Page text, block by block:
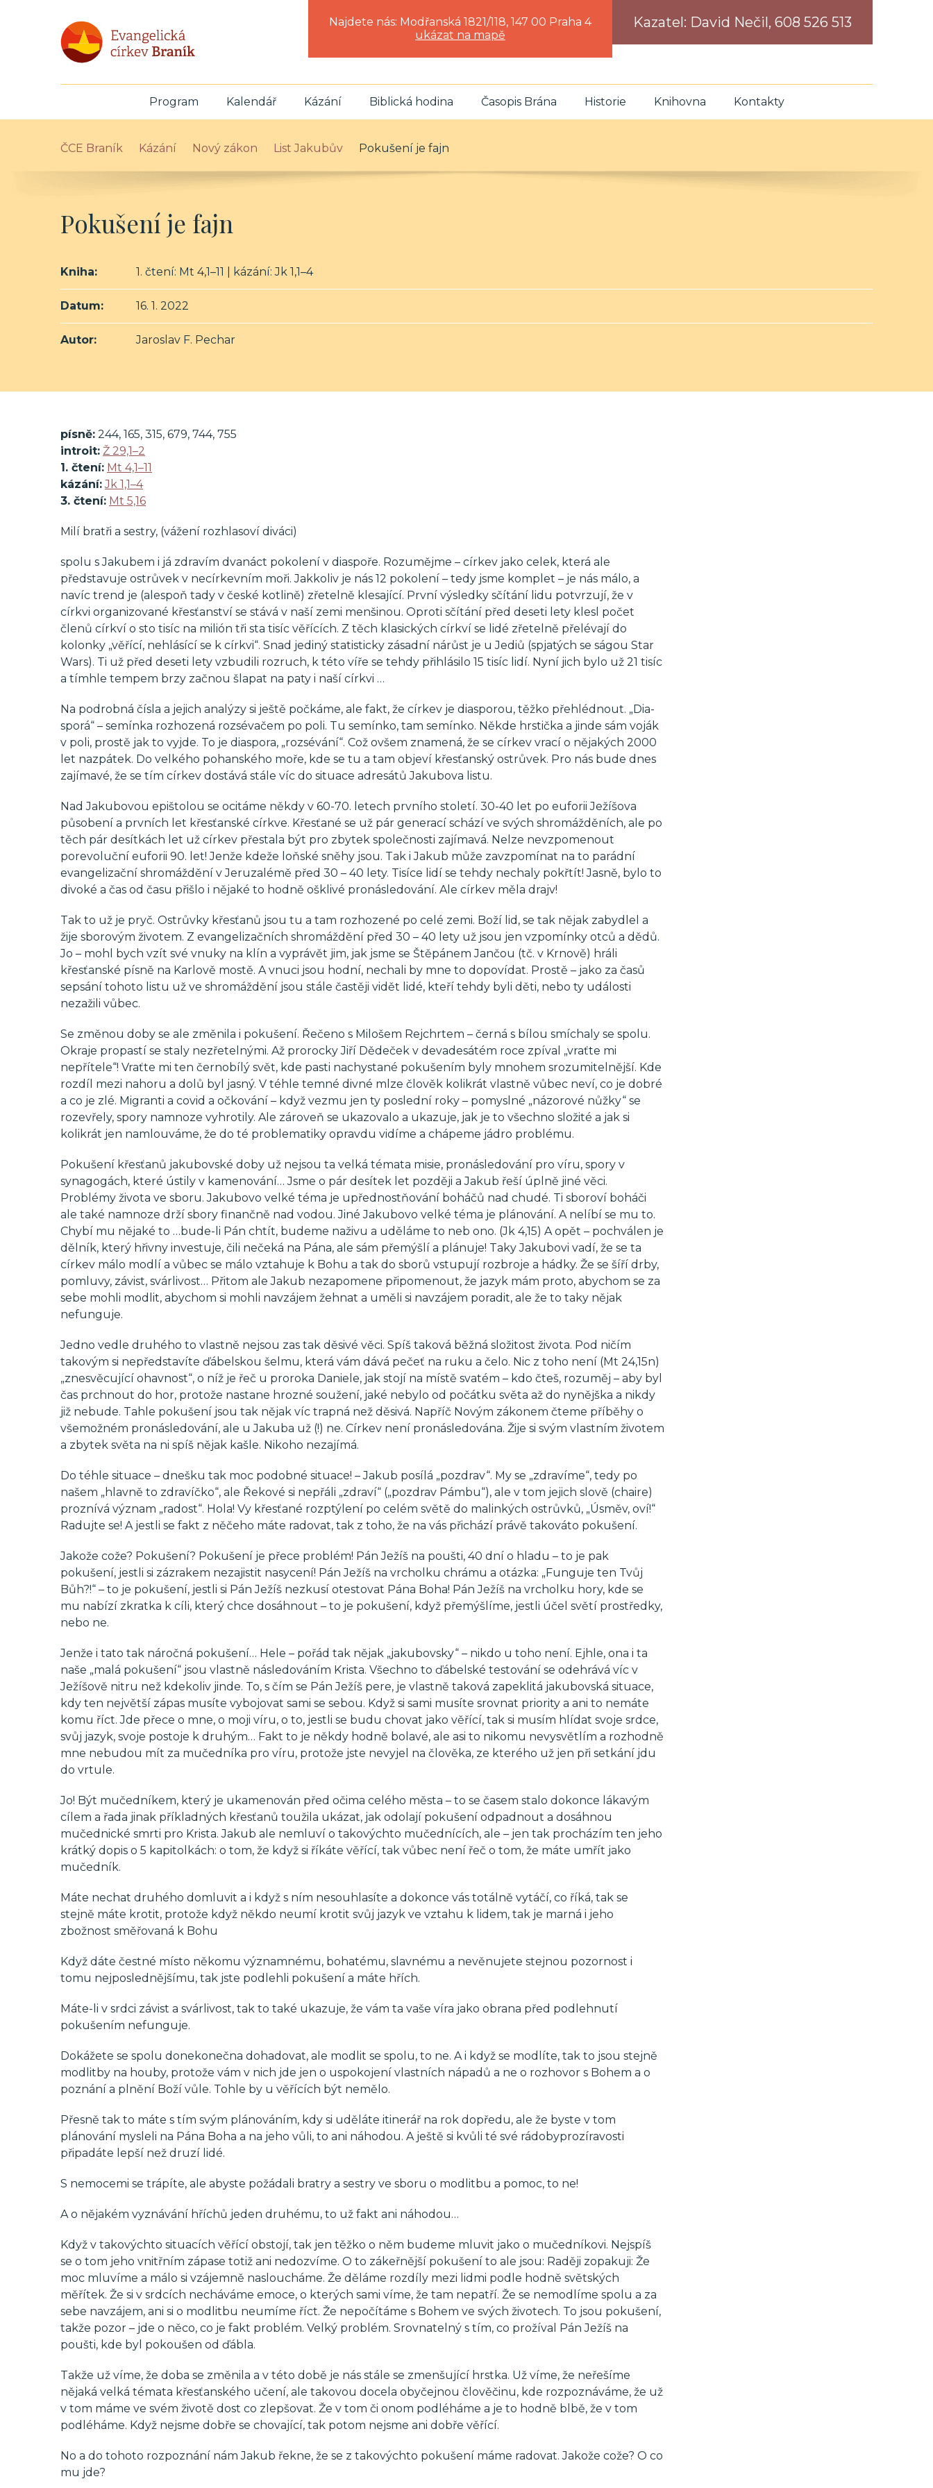
Najdete nás: Modřanská 1821/118, 147 00 Praha 4
ukázat na mapě
Kazatel: David Nečil, 608 526 513
Program Kalendář Kázání Biblická hodina Časopis Brána Historie Knihovna Kontakty
ČCE Braník Kázání Nový zákon List Jakubův Pokušení je fajn
Pokušení je fajn
Kniha: 1. čtení: Mt 4,1–11 | kázání: Jk 1,1–4
Datum: 16. 1. 2022
Autor: Jaroslav F. Pechar
písně: 244, 165, 315, 679, 744, 755
introit: Ž 29,1–2
1. čtení: Mt 4,1–11
kázání: Jk 1,1–4
3. čtení: Mt 5,16
Milí bratři a sestry, (vážení rozhlasoví diváci)
spolu s Jakubem i já zdravím dvanáct pokolení v diaspoře. Rozumějme – církev jako celek, která ale
představuje ostrůvek v necírkevním moři. Jakkoliv je nás 12 pokolení – tedy jsme komplet – je nás málo, a
navíc trend je (alespoň tady v české kotlině) zřetelně klesající. První výsledky sčítání lidu potvrzují, že v
církvi organizované křesťanství se stává v naší zemi menšinou. Oproti sčítání před deseti lety klesl počet
členů církví o sto tisíc na milión tři sta tisíc věřících. Z těch klasických církví se lidé zřetelně přelévají do
kolonky „věřící, nehlásící se k církvi“. Snad jediný statisticky zásadní nárůst je u Jediů (spjatých se ságou Star
Wars). Ti už před deseti lety vzbudili rozruch, k této víře se tehdy přihlásilo 15 tisíc lidí. Nyní jich bylo už 21 tisíc
a tímhle tempem brzy začnou šlapat na paty i naší církvi …
Na podrobná čísla a jejich analýzy si ještě počkáme, ale fakt, že církev je diasporou, těžko přehlédnout. „Dia-
sporá“ – semínka rozhozená rozsévačem po poli. Tu semínko, tam semínko. Někde hrstička a jinde sám voják
v poli, prostě jak to vyjde. To je diaspora, „rozsévání“. Což ovšem znamená, že se církev vrací o nějakých 2000
let nazpátek. Do velkého pohanského moře, kde se tu a tam objeví křesťanský ostrůvek. Pro nás bude dnes
zajímavé, že se tím církev dostává stále víc do situace adresátů Jakubova listu.
Nad Jakubovou epištolou se ocitáme někdy v 60-70. letech prvního století. 30-40 let po euforii Ježíšova
působení a prvních let křesťanské církve. Křesťané se už pár generací schází ve svých shromážděních, ale po
těch pár desítkách let už církev přestala být pro zbytek společnosti zajímavá. Nelze nevzpomenout
porevoluční euforii 90. let! Jenže kdeže loňské sněhy jsou. Tak i Jakub může zavzpomínat na to parádní
evangelizační shromáždění v Jeruzalémě před 30 – 40 lety. Tisíce lidí se tehdy nechaly pokřtít! Jasně, bylo to
divoké a čas od času přišlo i nějaké to hodně ošklivé pronásledování. Ale církev měla drajv!
Tak to už je pryč. Ostrůvky křesťanů jsou tu a tam rozhozené po celé zemi. Boží lid, se tak nějak zabydlel a
žije sborovým životem. Z evangelizačních shromáždění před 30 – 40 lety už jsou jen vzpomínky otců a dědů.
Jo – mohl bych vzít své vnuky na klín a vyprávět jim, jak jsme se Štěpánem Jančou (tč. v Krnově) hráli
křesťanské písně na Karlově mostě. A vnuci jsou hodní, nechali by mne to dopovídat. Prostě – jako za časů
sepsání tohoto listu už ve shromáždění jsou stále častěji vidět lidé, kteří tehdy byli děti, nebo ty události
nezažili vůbec.
Se změnou doby se ale změnila i pokušení. Řečeno s Milošem Rejchrtem – černá s bílou smíchaly se spolu.
Okraje propastí se staly nezřetelnými. Až prorocky Jiří Dědeček v devadesátém roce zpíval „vraťte mi
nepřítele“! Vraťte mi ten černobílý svět, kde pasti nachystané pokušením byly mnohem srozumitelnější. Kde
rozdíl mezi nahoru a dolů byl jasný. V téhle temné divné mlze člověk kolikrát vlastně vůbec neví, co je dobré
a co je zlé. Migranti a covid a očkování – když vezmu jen ty poslední roky – pomyslné „názorové nůžky“ se
rozevřely, spory namnoze vyhrotily. Ale zároveň se ukazovalo a ukazuje, jak je to všechno složité a jak si
kolikrát jen namlouváme, že do té problematiky opravdu vidíme a chápeme jádro problému.
Pokušení křesťanů jakubovské doby už nejsou ta velká témata misie, pronásledování pro víru, spory v
synagogách, které ústily v kamenování… Jsme o pár desítek let později a Jakub řeší úplně jiné věci.
Problémy života ve sboru. Jakubovo velké téma je upřednostňování boháčů nad chudé. Ti sboroví boháči
ale také namnoze drží sbory finančně nad vodou. Jiné Jakubovo velké téma je plánování. A nelíbí se mu to.
Chybí mu nějaké to …bude-li Pán chtít, budeme naživu a uděláme to neb ono. (Jk 4,15) A opět – pochválen je
dělník, který hřivny investuje, čili nečeká na Pána, ale sám přemýšlí a plánuje! Taky Jakubovi vadí, že se ta
církev málo modlí a vůbec se málo vztahuje k Bohu a tak do sborů vstupují rozbroje a hádky. Že se šíří drby,
pomluvy, závist, svárlivost… Přitom ale Jakub nezapomene připomenout, že jazyk mám proto, abychom se za
sebe mohli modlit, abychom si mohli navzájem žehnat a uměli si navzájem poradit, ale že to taky nějak
nefunguje.
Jedno vedle druhého to vlastně nejsou zas tak děsivé věci. Spíš taková běžná složitost života. Pod ničím
takovým si nepředstavíte ďábelskou šelmu, která vám dává pečeť na ruku a čelo. Nic z toho není (Mt 24,15n)
„znesvěcující ohavnost“, o níž je řeč u proroka Daniele, jak stojí na místě svatém – kdo čteš, rozuměj – aby byl
čas prchnout do hor, protože nastane hrozné soužení, jaké nebylo od počátku světa až do nynějška a nikdy
již nebude. Tahle pokušení jsou tak nějak víc trapná než děsivá. Napříč Novým zákonem čteme příběhy o
všemožném pronásledování, ale u Jakuba už (!) ne. Církev není pronásledována. Žije si svým vlastním životem
a zbytek světa na ni spíš nějak kašle. Nikoho nezajímá.
Do téhle situace – dnešku tak moc podobné situace! – Jakub posílá „pozdrav“. My se „zdravíme“, tedy po
našem „hlavně to zdravíčko“, ale Řekové si nepřáli „zdraví“ („pozdrav Pámbu“), ale v tom jejich slově (chaire)
proznívá význam „radost“. Hola! Vy křesťané rozptýlení po celém světě do malinkých ostrůvků, „Úsměv, oví!“
Radujte se! A jestli se fakt z něčeho máte radovat, tak z toho, že na vás přichází právě takováto pokušení.
Jakože cože? Pokušení? Pokušení je přece problém! Pán Ježíš na poušti, 40 dní o hladu – to je pak
pokušení, jestli si zázrakem nezajistit nasycení! Pán Ježíš na vrcholku chrámu a otázka: „Funguje ten Tvůj
Bůh?!“ – to je pokušení, jestli si Pán Ježíš nezkusí otestovat Pána Boha! Pán Ježíš na vrcholku hory, kde se
mu nabízí zkratka k cíli, který chce dosáhnout – to je pokušení, když přemýšlíme, jestli účel světí prostředky,
nebo ne.
Jenže i tato tak náročná pokušení… Hele – pořád tak nějak „jakubovsky“ – nikdo u toho není. Ejhle, ona i ta
naše „malá pokušení“ jsou vlastně následováním Krista. Všechno to ďábelské testování se odehrává víc v
Ježíšově nitru než kdekoliv jinde. To, s čím se Pán Ježíš pere, je vlastně taková zapeklitá jakubovská situace,
kdy ten největší zápas musíte vybojovat sami se sebou. Když si sami musíte srovnat priority a ani to nemáte
komu říct. Jde přece o mne, o moji víru, o to, jestli se budu chovat jako věřící, tak si musím hlídat svoje srdce,
svůj jazyk, svoje postoje k druhým… Fakt to je někdy hodně bolavé, ale asi to nikomu nevysvětlím a rozhodně
mne nebudou mít za mučedníka pro víru, protože jste nevyjel na člověka, ze kterého už jen při setkání jdu
do vrtule.
Jo! Být mučedníkem, který je ukamenován před očima celého města – to se časem stalo dokonce lákavým
cílem a řada jinak příkladných křesťanů toužila ukázat, jak odolají pokušení odpadnout a dosáhnou
mučednické smrti pro Krista. Jakub ale nemluví o takovýchto mučednících, ale – jen tak procházím ten jeho
krátký dopis o 5 kapitolkách: o tom, že když si říkáte věřící, tak vůbec není řeč o tom, že máte umřít jako
mučedník.
Máte nechat druhého domluvit a i když s ním nesouhlasíte a dokonce vás totálně vytáčí, co říká, tak se
stejně máte krotit, protože když někdo neumí krotit svůj jazyk ve vztahu k lidem, tak je marná i jeho
zbožnost směřovaná k Bohu
Když dáte čestné místo někomu významnému, bohatému, slavnému a nevěnujete stejnou pozornost i
tomu nejposlednějšímu, tak jste podlehli pokušení a máte hřích.
Máte-li v srdci závist a svárlivost, tak to také ukazuje, že vám ta vaše víra jako obrana před podlehnutí
pokušením nefunguje.
Dokážete se spolu donekonečna dohadovat, ale modlit se spolu, to ne. A i když se modlíte, tak to jsou stejně
modlitby na houby, protože vám v nich jde jen o uspokojení vlastních nápadů a ne o rozhovor s Bohem a o
poznání a plnění Boží vůle. Tohle by u věřících být nemělo.
Přesně tak to máte s tím svým plánováním, kdy si uděláte itinerář na rok dopředu, ale že byste v tom
plánování mysleli na Pána Boha a na jeho vůli, to ani náhodou. A ještě si kvůli té své rádobyprozíravosti
připadáte lepší než druzí lidé.
S nemocemi se trápíte, ale abyste požádali bratry a sestry ve sboru o modlitbu a pomoc, to ne!
A o nějakém vyznávání hříchů jeden druhému, to už fakt ani náhodou…
Když v takovýchto situacích věřící obstojí, tak jen těžko o něm budeme mluvit jako o mučedníkovi. Nejspíš
se o tom jeho vnitřním zápase totiž ani nedozvíme. O to zákeřnější pokušení to ale jsou: Raději zopakuji: Že
moc mluvíme a málo si vzájemně nasloucháme. Že děláme rozdíly mezi lidmi podle hodně světských
měřítek. Že si v srdcích necháváme emoce, o kterých sami víme, že tam nepatří. Že se nemodlíme spolu a za
sebe navzájem, ani si o modlitbu neumíme říct. Že nepočítáme s Bohem ve svých životech. To jsou pokušení,
takže pozor – jde o něco, co je fakt problém. Velký problém. Srovnatelný s tím, co prožíval Pán Ježíš na
poušti, kde byl pokoušen od ďábla.
Takže už víme, že doba se změnila a v této době je nás stále se zmenšující hrstka. Už víme, že neřešíme
nějaká velká témata křesťanského učení, ale takovou docela obyčejnou člověčinu, kde rozpoznáváme, že už
v tom máme ve svém životě dost co zlepšovat. Že v tom či onom podléháme a je to hodně blbě, že v tom
podléháme. Když nejsme dobře se chovající, tak potom nejsme ani dobře věřící.
No a do tohoto rozpoznání nám Jakub řekne, že se z takovýchto pokušení máme radovat. Jakože cože? O co
mu jde?